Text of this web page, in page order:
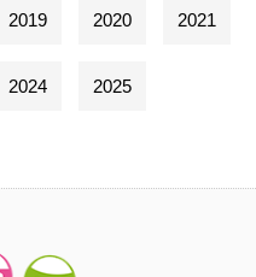
2019 2020 2021
2024 2025